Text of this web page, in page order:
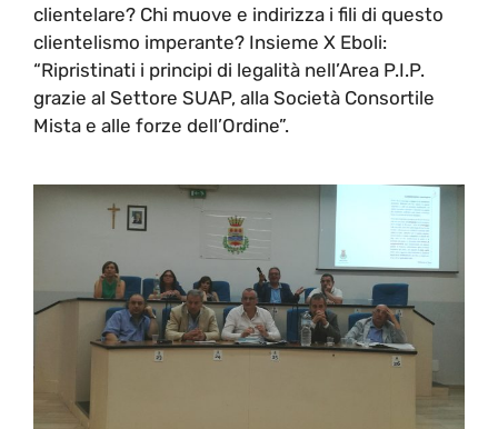
clientelare? Chi muove e indirizza i fili di questo
clientelismo imperante? Insieme X Eboli:
“Ripristinati i principi di legalità nell’Area P.I.P.
grazie al Settore SUAP, alla Società Consortile
Mista e alle forze dell’Ordine”.